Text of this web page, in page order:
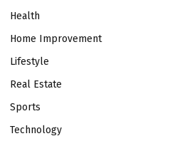
Health
Home Improvement
Lifestyle
Real Estate
Sports
Technology